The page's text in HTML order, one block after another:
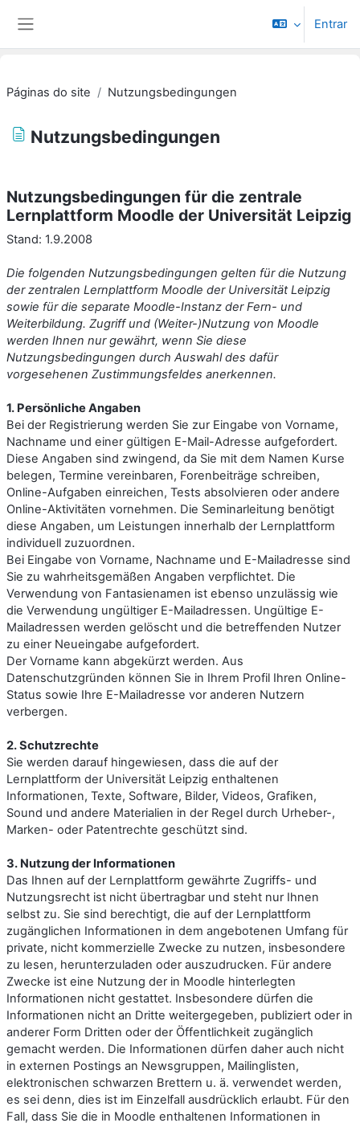
Entrar
Páginas do site Nutzungsbedingungen
Nutzungsbedingungen
Nutzungsbedingungen für die zentrale
Lernplattform Moodle der Universität Leipzig
Stand: 1.9.2008
Die folgenden Nutzungsbedingungen gelten für die Nutzung
der zentralen Lernplattform Moodle der Universität Leipzig
sowie für die separate Moodle-Instanz der Fern- und
Weiterbildung. Zugriff und (Weiter-)Nutzung von Moodle
werden Ihnen nur gewährt, wenn Sie diese
Nutzungsbedingungen durch Auswahl des dafür
vorgesehenen Zustimmungsfeldes anerkennen.
1. Persönliche Angaben
Bei der Registrierung werden Sie zur Eingabe von Vorname,
Nachname und einer gültigen E-Mail-Adresse aufgefordert.
Diese Angaben sind zwingend, da Sie mit dem Namen Kurse
belegen, Termine vereinbaren, Forenbeiträge schreiben,
Online-Aufgaben einreichen, Tests absolvieren oder andere
Online-Aktivitäten vornehmen. Die Seminarleitung benötigt
diese Angaben, um Leistungen innerhalb der Lernplattform
individuell zuzuordnen.
Bei Eingabe von Vorname, Nachname und E-Mailadresse sind
Sie zu wahrheitsgemäßen Angaben verpflichtet. Die
Verwendung von Fantasienamen ist ebenso unzulässig wie
die Verwendung ungültiger E-Mailadressen. Ungültige E-
Mailadressen werden gelöscht und die betreffenden Nutzer
zu einer Neueingabe aufgefordert.
Der Vorname kann abgekürzt werden. Aus
Datenschutzgründen können Sie in Ihrem Profil Ihren Online-
Status sowie Ihre E-Mailadresse vor anderen Nutzern
verbergen.
2. Schutzrechte
Sie werden darauf hingewiesen, dass die auf der
Lernplattform der Universität Leipzig enthaltenen
Informationen, Texte, Software, Bilder, Videos, Grafiken,
Sound und andere Materialien in der Regel durch Urheber-,
Marken- oder Patentrechte geschützt sind.
3. Nutzung der Informationen
Das Ihnen auf der Lernplattform gewährte Zugriffs- und
Nutzungsrecht ist nicht übertragbar und steht nur Ihnen
selbst zu. Sie sind berechtigt, die auf der Lernplattform
zugänglichen Informationen in dem angebotenen Umfang für
private, nicht kommerzielle Zwecke zu nutzen, insbesondere
zu lesen, herunterzuladen oder auszudrucken. Für andere
Zwecke ist eine Nutzung der in Moodle hinterlegten
Informationen nicht gestattet. Insbesondere dürfen die
Informationen nicht an Dritte weitergegeben, publiziert oder in
anderer Form Dritten oder der Öffentlichkeit zugänglich
gemacht werden. Die Informationen dürfen daher auch nicht
in externen Postings an Newsgruppen, Mailinglisten,
elektronischen schwarzen Brettern u. ä. verwendet werden,
es sei denn, dies ist im Einzelfall ausdrücklich erlaubt. Für den
Fall, dass Sie die in Moodle enthaltenen Informationen in